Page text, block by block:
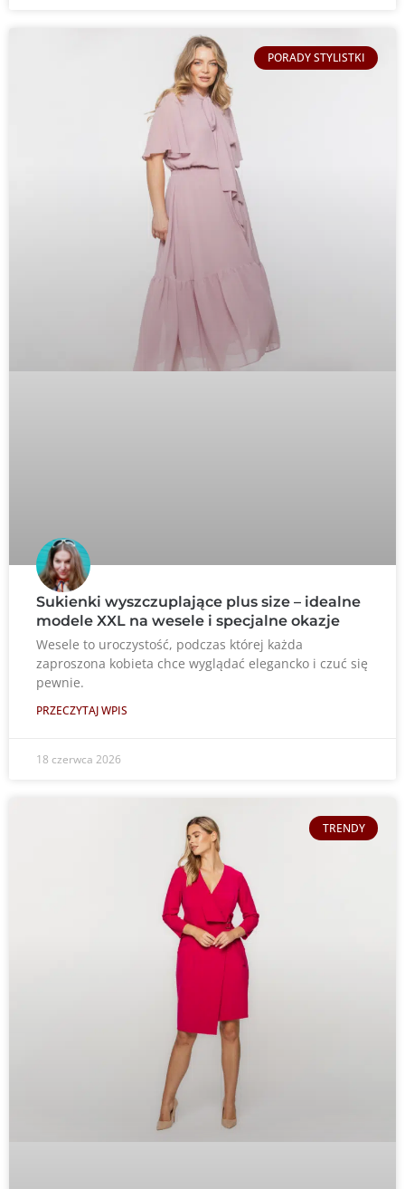
PORADY STYLISTKI
Sukienki wyszczuplające plus size – idealne
modele XXL na wesele i specjalne okazje
Wesele to uroczystość, podczas której każda
zaproszona kobieta chce wyglądać elegancko i czuć się
pewnie.
PRZECZYTAJ WPIS
18 czerwca 2026
TRENDY